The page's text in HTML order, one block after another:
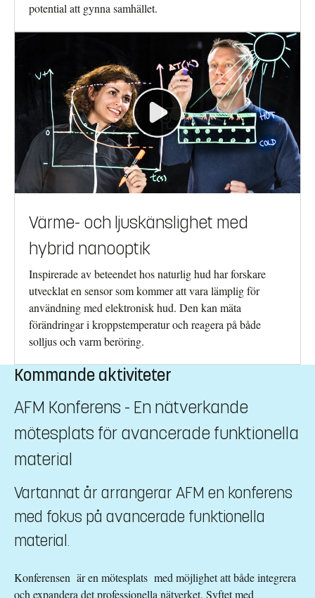
potential att gynna samhället.
Värme- och ljuskänslighet med
hybrid nanooptik
Inspirerade av beteendet hos naturlig hud har forskare
utvecklat en sensor som kommer att vara lämplig för
användning med elektronisk hud. Den kan mäta
förändringar i kroppstemperatur och reagera på både
solljus och varm beröring.
Kommande aktiviteter
AFM Konferens - En nätverkande
mötesplats för avancerade funktionella
material
Vartannat år arrangerar AFM en konferens
med fokus på avancerade funktionella
material.
Konferensen är en mötesplats med möjlighet att både integrera
och expandera det professionella nätverket. Syftet med